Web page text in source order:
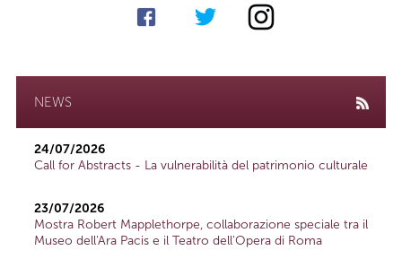
NEWS
24/07/2026
Call for Abstracts - La vulnerabilità del patrimonio culturale
23/07/2026
Mostra Robert Mapplethorpe, collaborazione speciale tra il
Museo dell'Ara Pacis e il Teatro dell'Opera di Roma